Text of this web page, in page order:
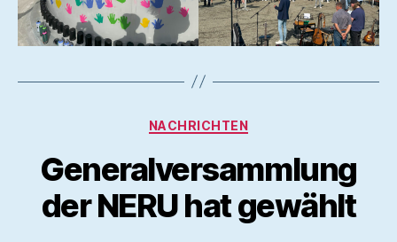
Kategorien
NACHRICHTEN
Generalversammlung
der NERU hat gewählt